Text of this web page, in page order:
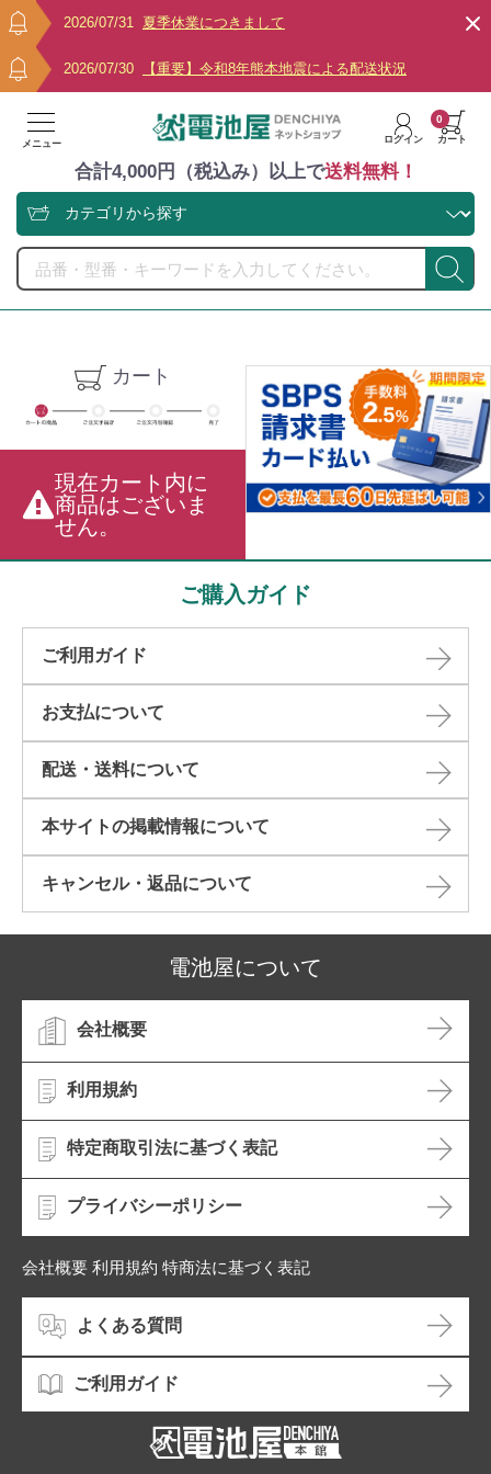
2026/07/31 夏季休業につきまして
2026/07/30 【重要】令和8年熊本地震による配送状況
メニュー ログイン カート
0
合計4,000円（税込み）以上で送料無料！
カート
現在カート内に
商品はございま
せん。
ご購入ガイド
ご利用ガイド
お支払について
配送・送料について
本サイトの掲載情報について​
キャンセル・返品について​
電池屋について
会社概要
利用規約
特定商取引法に基づく表記
プライバシーポリシー
会社概要 利用規約 特商法に基づく表記
よくある質問
ご利用ガイド